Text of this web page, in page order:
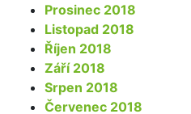
Prosinec 2018
Listopad 2018
Říjen 2018
Září 2018
Srpen 2018
Červenec 2018